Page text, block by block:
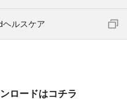
ヘルスケア
ロードはコチラ